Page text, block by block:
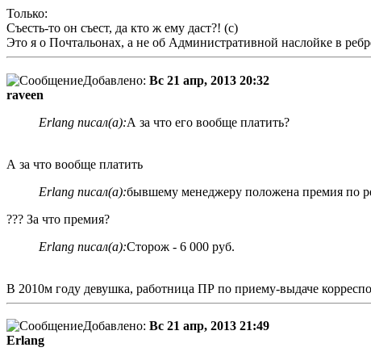
Только:
Съесть-то он съест, да кто ж ему даст?! (с)
Это я о Почтальонах, а не об Административной наслойке в
Добавлено: Вс 21 апр, 2013 20:32
raveen
Erlang писал(а):А за что его вообще платить?
А за что вообще платить
Erlang писал(а):бывшему менеджеру положена премия по
??? За что премия?
Erlang писал(а):Сторож - 6 000 руб.
В 2010м году девушка, работница ПР по приему-выдаче
Добавлено: Вс 21 апр, 2013 21:49
Erlang